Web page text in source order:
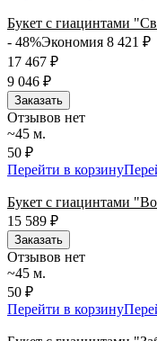
Букет с гиацинтами
- 48%Экономия 8 421 ₽
17 467 ₽
9 046 ₽
Заказать
Отзывов нет
~45 м.
50 ₽
Перейти в корзину
Букет с гиацинтами
15 589 ₽
Заказать
Отзывов нет
~45 м.
50 ₽
Перейти в корзину